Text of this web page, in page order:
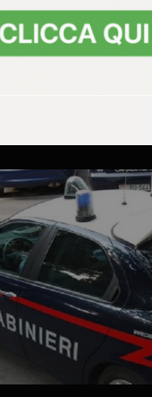
VICENZA E
gravi
sul lavoro